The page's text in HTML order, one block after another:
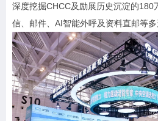
深度挖掘CHCC及励展历史沉淀的180
信、邮件、AI智能外呼及资料直邮等